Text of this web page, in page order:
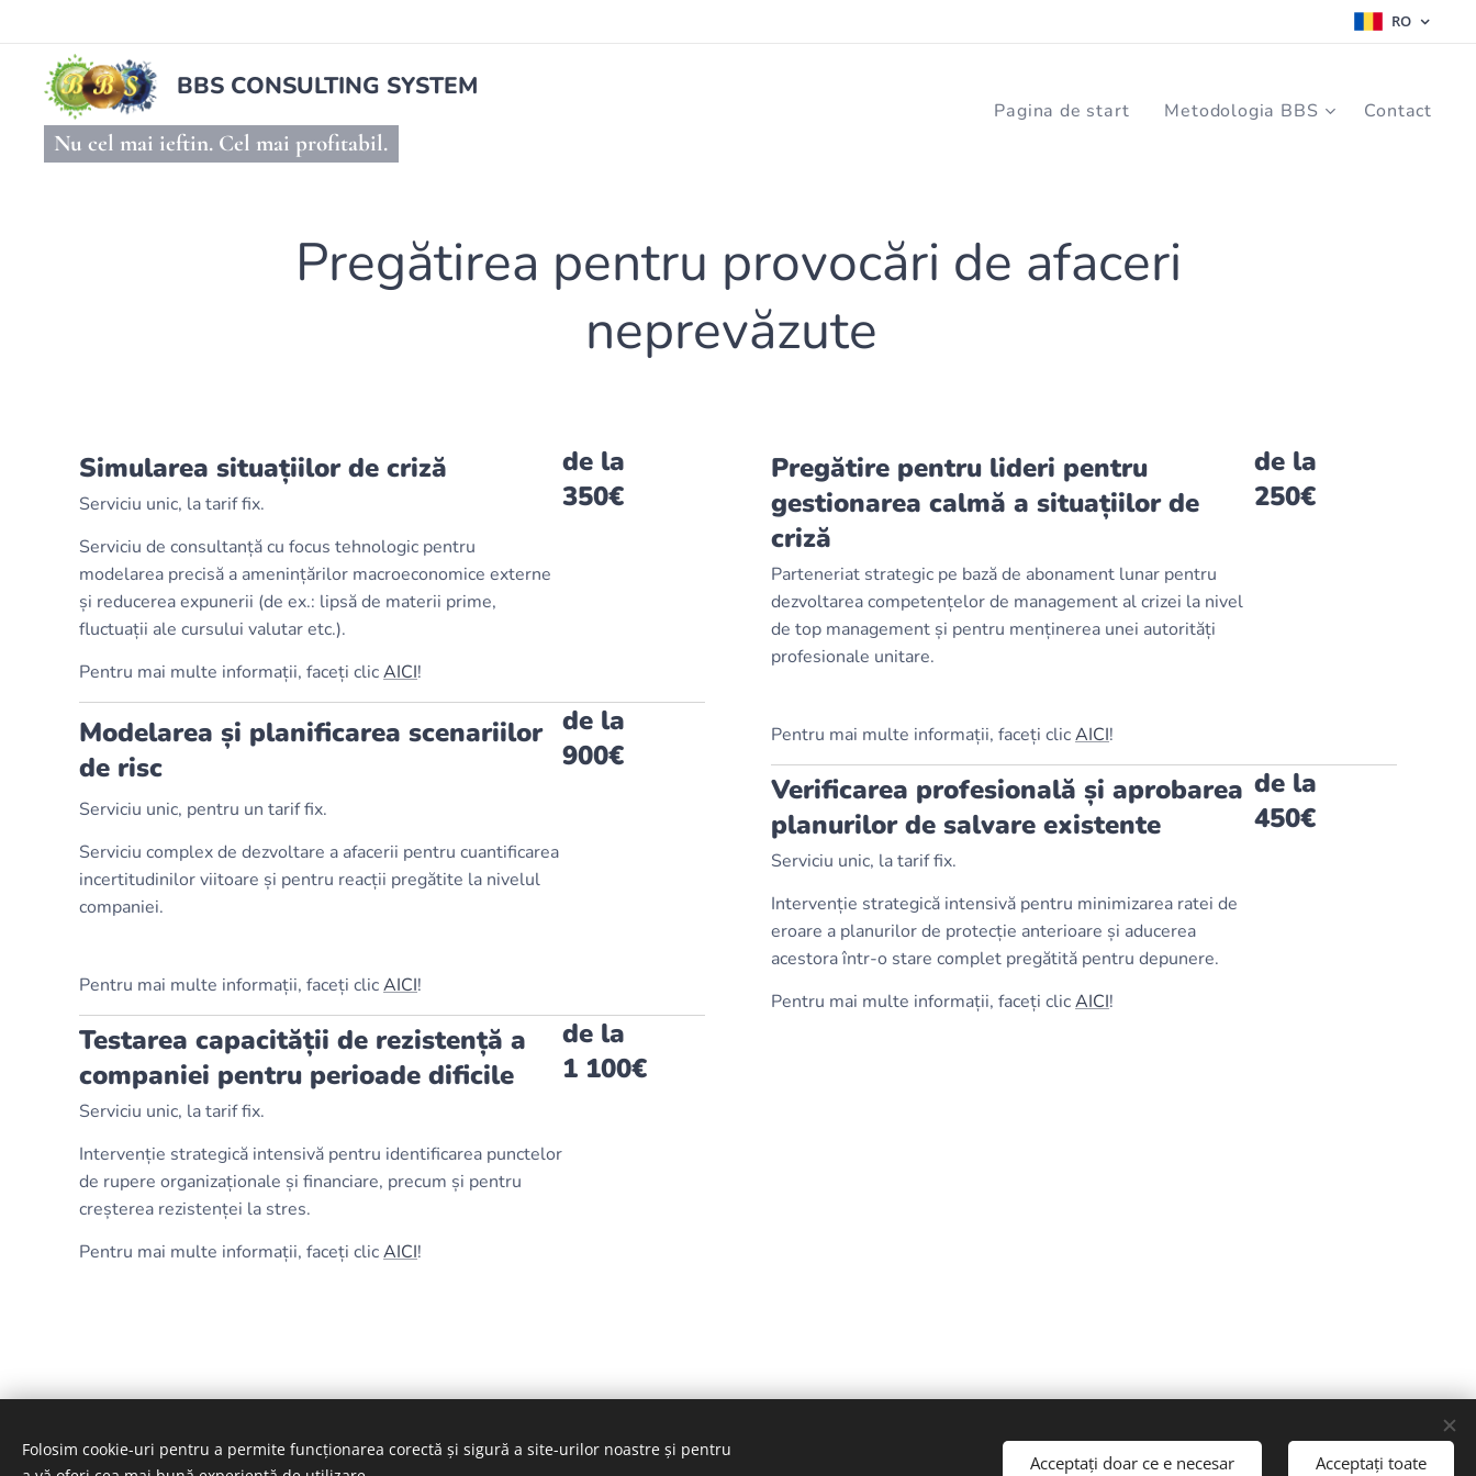
RO
BBS CONSULTING SYSTEM
Nu cel mai ieftin. Cel mai profitabil.
Pagina de start Metodologia BBS Contact
Pregătirea pentru provocări de afaceri
neprevăzute
Simularea situațiilor de criză
Serviciu unic, la tarif fix.
Serviciu de consultanță cu focus tehnologic pentru
modelarea precisă a amenințărilor macroeconomice externe
și reducerea expunerii (de ex.: lipsă de materii prime,
fluctuații ale cursului valutar etc.).
Pentru mai multe informații, faceți clicAICI!
de la
350€
Modelarea și planificarea scenariilor
de risc
Serviciu unic, pentru un tarif fix.
Serviciu complex de dezvoltare a afacerii pentru cuantificarea
incertitudinilor viitoare și pentru reacții pregătite la nivelul
companiei.
Pentru mai multe informații, faceți clicAICI!
de la
900€
Testarea capacității de rezistență a
companiei pentru perioade dificile
Serviciu unic, la tarif fix.
Intervenție strategică intensivă pentru identificarea punctelor
de rupere organizaționale și financiare, precum și pentru
creșterea rezistenței la stres.
Pentru mai multe informații, faceți clicAICI!
de la
1 100€
Pregătire pentru lideri pentru
gestionarea calmă a situațiilor de
criză
Parteneriat strategic pe bază de abonament lunar pentru
dezvoltarea competențelor de management al crizei la nivel
de top management și pentru menținerea unei autorități
profesionale unitare.
Pentru mai multe informații, faceți clicAICI!
de la
250€
Verificarea profesională și aprobarea
planurilor de salvare existente
Serviciu unic, la tarif fix.
Intervenție strategică intensivă pentru minimizarea ratei de
eroare a planurilor de protecție anterioare și aducerea
acestora într-o stare complet pregătită pentru depunere.
Pentru mai multe informații, faceți clicAICI!
de la
450€
A képeket biztosította:Pexels
Selectează
Folosim cookie-uri pentru a permite funcționarea corectă și sigură a site-urilor noastre și pentru
Acceptați doar ce e necesar Acceptați toate